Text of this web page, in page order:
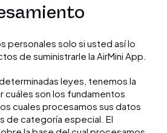
personales solo si usted así lo
de suministrarle la AirMini App.
leyes, tenemos la
cuáles son los fundamentos
cuales procesamos sus datos
de categoría especial. El